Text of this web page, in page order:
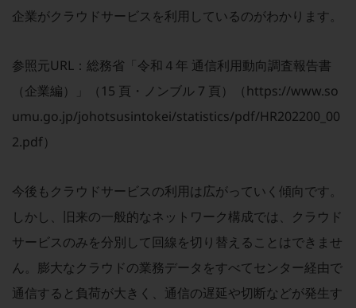
NTTドコモビジネスグループのサステナビリティ
サステナビリティレポート
ダイバーシティ
経営情報TOP
電子公告
基礎的電気通信役務損益明細表
採用情報TOP
企業がクラウドサービスを利用しているのがわかります。
参照元URL：総務省「令和４年 通信利用動向調査報告書
（企業編）」（15 頁・ノンブル 7 頁）（https://www.so
umu.go.jp/johotsusintokei/statistics/pdf/HR202200_00
2.pdf）
今後もクラウドサービスの利用は広がっていく傾向です。
しかし、旧来の一般的なネットワーク構成では、クラウド
サービスのみを分別して回線を切り替えることはできませ
ん。膨大なクラウドの業務データをすべてセンター経由で
通信すると負荷が大きく、通信の遅延や切断などが発生す